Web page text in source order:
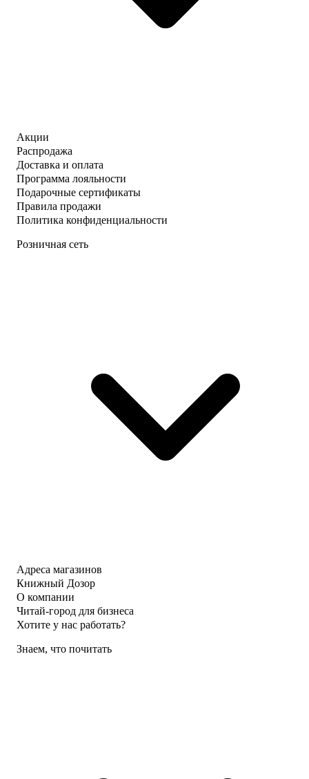
Акции
Распродажа
Доставка и оплата
Программа лояльности
Подарочные сертификаты
Правила продажи
Политика конфиденциальности
Розничная сеть
Адреса магазинов
Книжный Дозор
О компании
Читай-город для бизнеса
Хотите у нас работать?
Знаем, что почитать